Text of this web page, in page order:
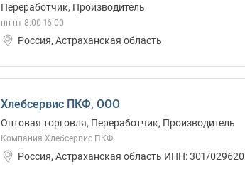
Переработчик, Производитель
пн-пт 8:00-16:00
Россия, Астраханская область
Хлебсервис ПКФ, ООО
Оптовая торговля, Переработчик, Производитель
Компания Хлебсервис ПКФ
Россия, Астраханская область ИНН: 3017029620